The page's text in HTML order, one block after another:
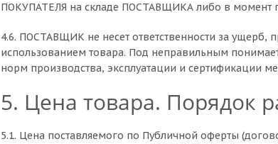
ПОКУПАТЕЛЯ на складе ПОСТАВЩИКА либо в момент
4.6. ПОСТАВЩИК не несет ответственности за
использованием товара. Под неправильным
норм производства, эксплуатации и сертификации
5. Цена товара. Порядок
5.1. Цена поставляемого по Публичной оферты